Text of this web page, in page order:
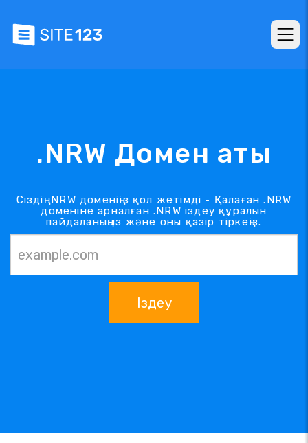
.NRW Домен аты
Сіздің .NRW доменіңіз қол жетімді - Қалаған .NRW
доменіне арналған .NRW іздеу құралын
пайдаланыңыз және оны қазір тіркеңіз.
Іздеу